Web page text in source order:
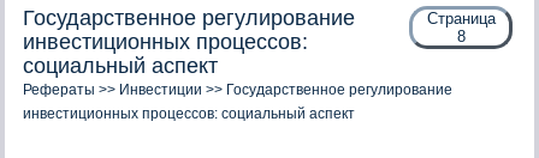
Страница
8
Государственное регулирование
инвестиционных процессов:
социальный аспект
Рефераты >> Инвестиции >> Государственное регулирование
инвестиционных процессов: социальный аспект